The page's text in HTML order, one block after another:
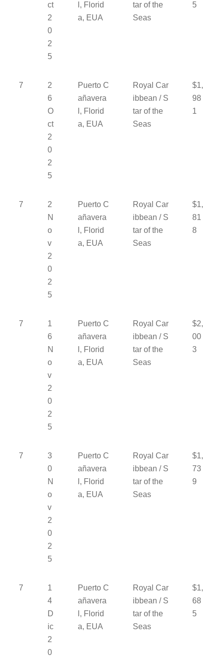
ct
2
0
2
5
l, Florid
a, EUA
tar of the
Seas
5
7
2
6
O
ct
2
0
2
5
Puerto C
añavera
l, Florid
a, EUA
Royal Car
ibbean / S
tar of the
Seas
$1,
98
1
7
2
N
o
v
2
0
2
5
Puerto C
añavera
l, Florid
a, EUA
Royal Car
ibbean / S
tar of the
Seas
$1,
81
8
7
1
6
N
o
v
2
0
2
5
Puerto C
añavera
l, Florid
a, EUA
Royal Car
ibbean / S
tar of the
Seas
$2,
00
3
7
3
0
N
o
v
2
0
2
5
Puerto C
añavera
l, Florid
a, EUA
Royal Car
ibbean / S
tar of the
Seas
$1,
73
9
7
1
4
D
ic
2
0
Puerto C
añavera
l, Florid
a, EUA
Royal Car
ibbean / S
tar of the
Seas
$1,
68
5